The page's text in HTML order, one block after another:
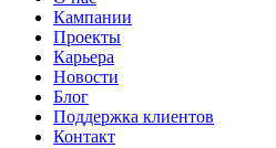
Кампании
Проекты
Карьера
Новости
Блог
Поддержка клиентов
Контакт